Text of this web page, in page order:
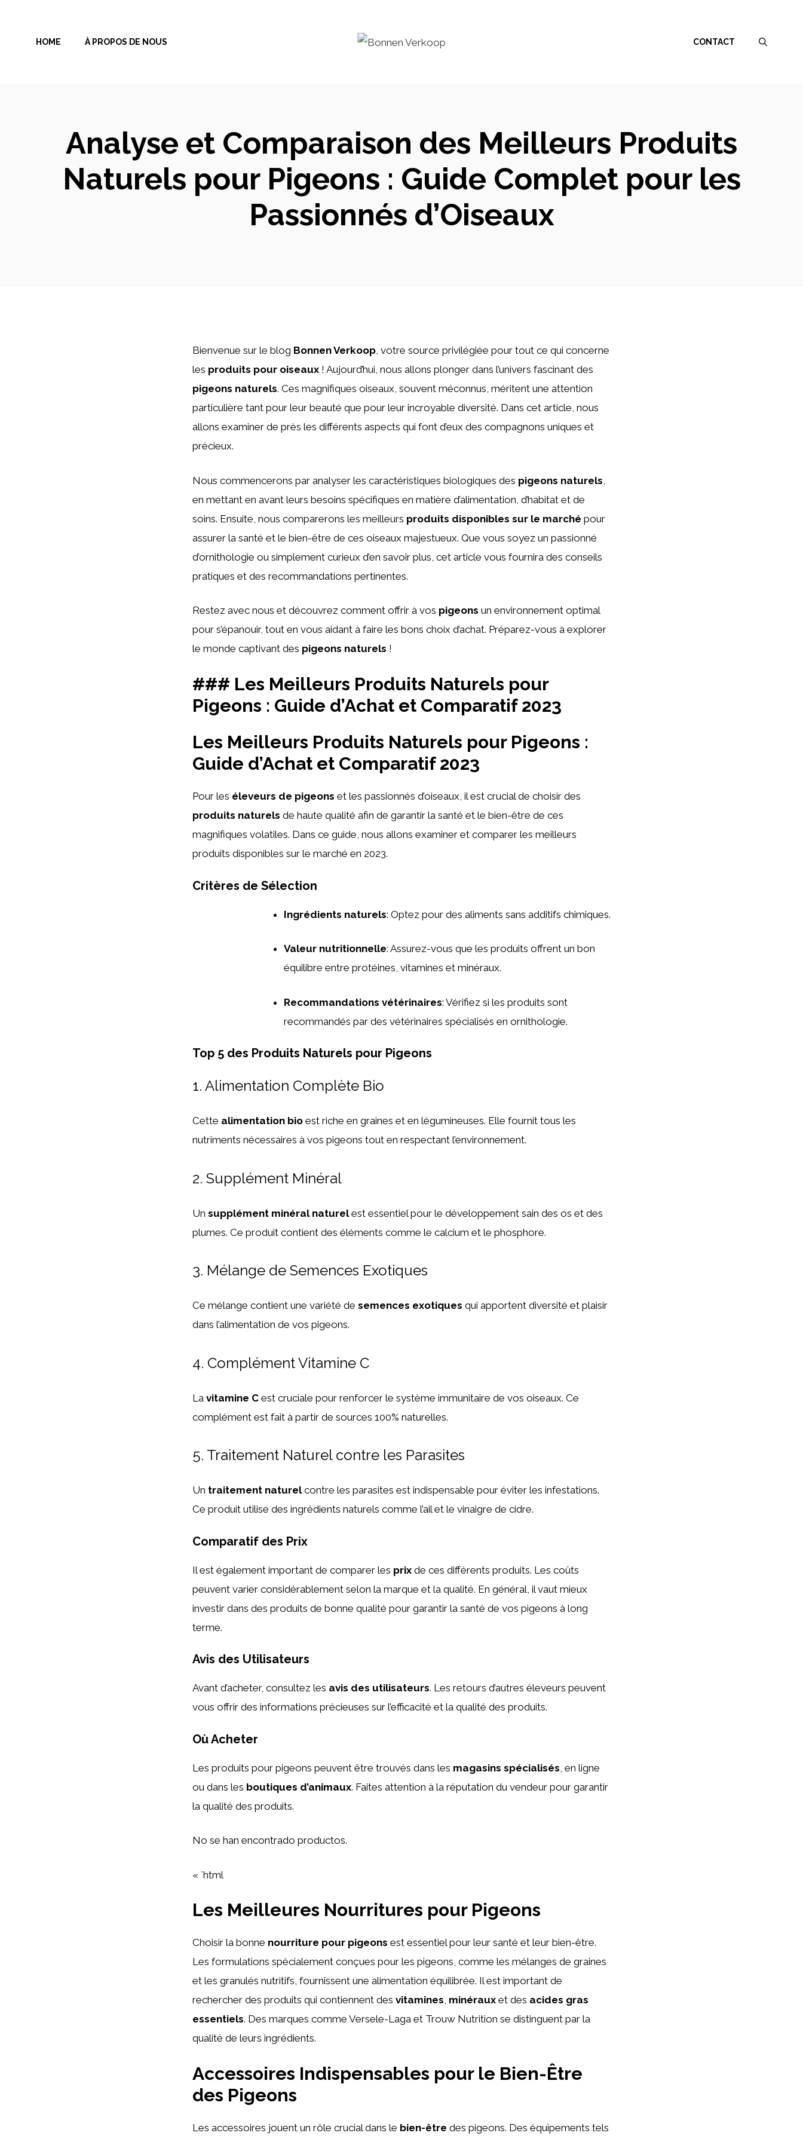
contenuHOME À PROPOS DE NOUS CONTACT
Analyse et Comparaison des Meilleurs Produits
Naturels pour Pigeons : Guide Complet pour les
Passionnés d’Oiseaux
Bienvenue sur le blog Bonnen Verkoop, votre source privilégiée pour tout ce qui concerne
les produits pour oiseaux ! Aujourd’hui, nous allons plonger dans l’univers fascinant des
pigeons naturels. Ces magnifiques oiseaux, souvent méconnus, méritent une attention
particulière tant pour leur beauté que pour leur incroyable diversité. Dans cet article, nous
allons examiner de près les différents aspects qui font d’eux des compagnons uniques et
précieux.
Nous commencerons par analyser les caractéristiques biologiques des pigeons naturels
en mettant en avant leurs besoins spécifiques en matière d’alimentation, d’habitat et de
soins. Ensuite, nous comparerons les meilleurs produits disponibles sur le marché pour
assurer la santé et le bien-être de ces oiseaux majestueux. Que vous soyez un passionné
d’ornithologie ou simplement curieux d’en savoir plus, cet article vous fournira des conseils
pratiques et des recommandations pertinentes.
Restez avec nous et découvrez comment offrir à vos pigeons un environnement optimal
pour s’épanouir, tout en vous aidant à faire les bons choix d’achat. Préparez-vous à explorer
le monde captivant des pigeons naturels !
### Les Meilleurs Produits Naturels pour
Pigeons : Guide d’Achat et Comparatif 2023
Les Meilleurs Produits Naturels pour Pigeons :
Guide d’Achat et Comparatif 2023
Pour les éleveurs de pigeons et les passionnés d’oiseaux, il est crucial de choisir des
produits naturels de haute qualité afin de garantir la santé et le bien-être de ces
magnifiques volatiles. Dans ce guide, nous allons examiner et comparer les meilleurs
produits disponibles sur le marché en 2023.
Critères de Sélection
Ingrédients naturels: Optez pour des aliments sans additifs chimiques.
Valeur nutritionnelle: Assurez-vous que les produits offrent un bon
équilibre entre protéines, vitamines et minéraux.
Recommandations vétérinaires: Vérifiez si les produits sont
recommandés par des vétérinaires spécialisés en ornithologie.
Top 5 des Produits Naturels pour Pigeons
1. Alimentation Complète Bio
Cette alimentation bio est riche en graines et en légumineuses. Elle fournit tous les
nutriments nécessaires à vos pigeons tout en respectant l’environnement.
2. Supplément Minéral
Un supplément minéral naturelest essentiel pour le développement sain des os et des
plumes. Ce produit contient des éléments comme le calcium et le phosphore.
3. Mélange de Semences Exotiques
Ce mélange contient une variété de semences exotiques qui apportent diversité et plaisir
dans l’alimentation de vos pigeons.
4. Complément Vitamine C
La vitamine C est cruciale pour renforcer le système immunitaire de vos oiseaux. Ce
complément est fait à partir de sources 100% naturelles.
5. Traitement Naturel contre les Parasites
Un traitement naturelcontre les parasites est indispensable pour éviter les infestations.
Ce produit utilise des ingrédients naturels comme l’ail et le vinaigre de cidre.
Comparatif des Prix
Il est également important de comparer les prix de ces différents produits. Les coûts
peuvent varier considérablement selon la marque et la qualité. En général, il vaut mieux
investir dans des produits de bonne qualité pour garantir la santé de vos pigeons à long
terme.
Avis des Utilisateurs
Avant d’acheter, consultez les avis des utilisateurs. Les retours d’autres éleveurs peuvent
vous offrir des informations précieuses sur l’efficacité et la qualité des produits.
Où Acheter
Les produits pour pigeons peuvent être trouvés dans les magasins spécialisés , en ligne
ou dans les boutiques d’animaux. Faites attention à la réputation du vendeur pour garantir
la qualité des produits.
No se han encontrado productos.
« `html
Les Meilleures Nourritures pour Pigeons
Choisir la bonne nourriture pour pigeons est essentiel pour leur santé et leur bien-être.
Les formulations spécialement conçues pour les pigeons, comme les mélanges de graines
et les granulés nutritifs, fournissent une alimentation équilibrée. Il est important de
rechercher des produits qui contiennent des vitamines, minéraux et des acides gras
essentiels. Des marques comme Versele-Laga et Trouw Nutrition se distinguent par la
qualité de leurs ingrédients.
Accessoires Indispensables pour le Bien-Être
des Pigeons
Les accessoires jouent un rôle crucial dans le bien-être des pigeons. Des équipements tels